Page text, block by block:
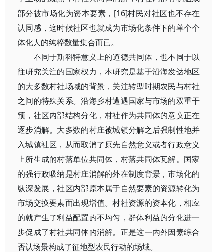
部分被市场化为资本要素，[16]村民对社区也不存在
认同感，这时候社区也就成为市场化条件下的单个个
体化人的纯粹数量集合而已。
不同于斯科特意义上的道德共同体，也不同于以
往研究关注的国家权力，本研究是基于沿海发达地区
的大多数村社场域的背景，关注转型时期农民与村社
之间的特殊关系。沿海乡村遭遇国家与市场的双重干
预，社区内部结构分化，村社作为共同体的意义正在
逐步消解。大多数的村庄被城镇分解之后强制性地并
入城镇社区，从而取消了原先自然意义或者行政意义
上所生成的村落单位共同体，村落共同体瓦解。国家
的强行政吸纳是村庄消解的外在制度背景，市场化的
纵深发展，社区内部原本属于自然要素的资源转化为
市场交换要素而出现增值。村社资源的资本化，相应
的就产生了利益配置的不均匀，群体利益的分化进一
步促成了村社共同体的消解。正是这一内外因素综合
否认场景构成了征地型农民行动的场域。